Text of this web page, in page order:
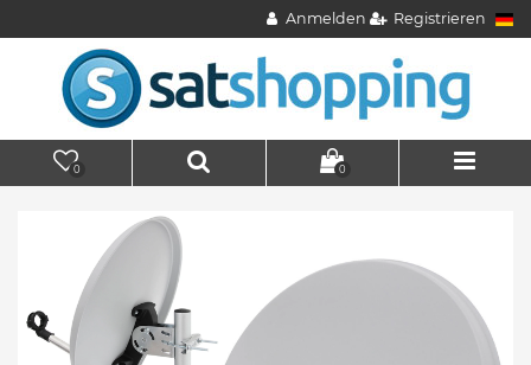
Anmelden Registrieren
0 0